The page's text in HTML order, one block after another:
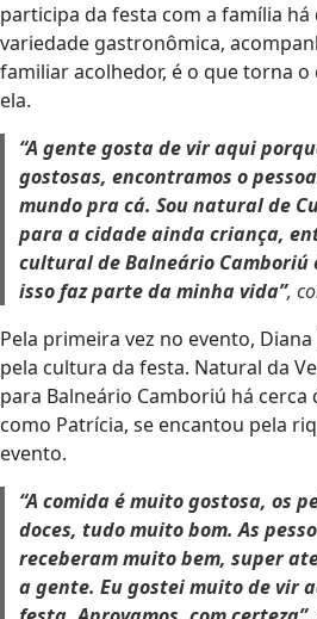
participa da festa com a família há
variedade gastronômica,
familiar acolhedor, é o que torna
ela.
“A gente gosta de vir aqui
gostosas, encontramos o
mundo pra cá. Sou natural de
para a cidade ainda criança,
cultural de Balneário Camboriú
isso faz parte da minha vida”,
Pela primeira vez no evento,
pela cultura da festa. Natural da
para Balneário Camboriú há cerca
como Patrícia, se encantou pela
evento.
“A comida é muito gostosa, os
doces, tudo muito bom. As
receberam muito bem, super
a gente. Eu gostei muito de vir